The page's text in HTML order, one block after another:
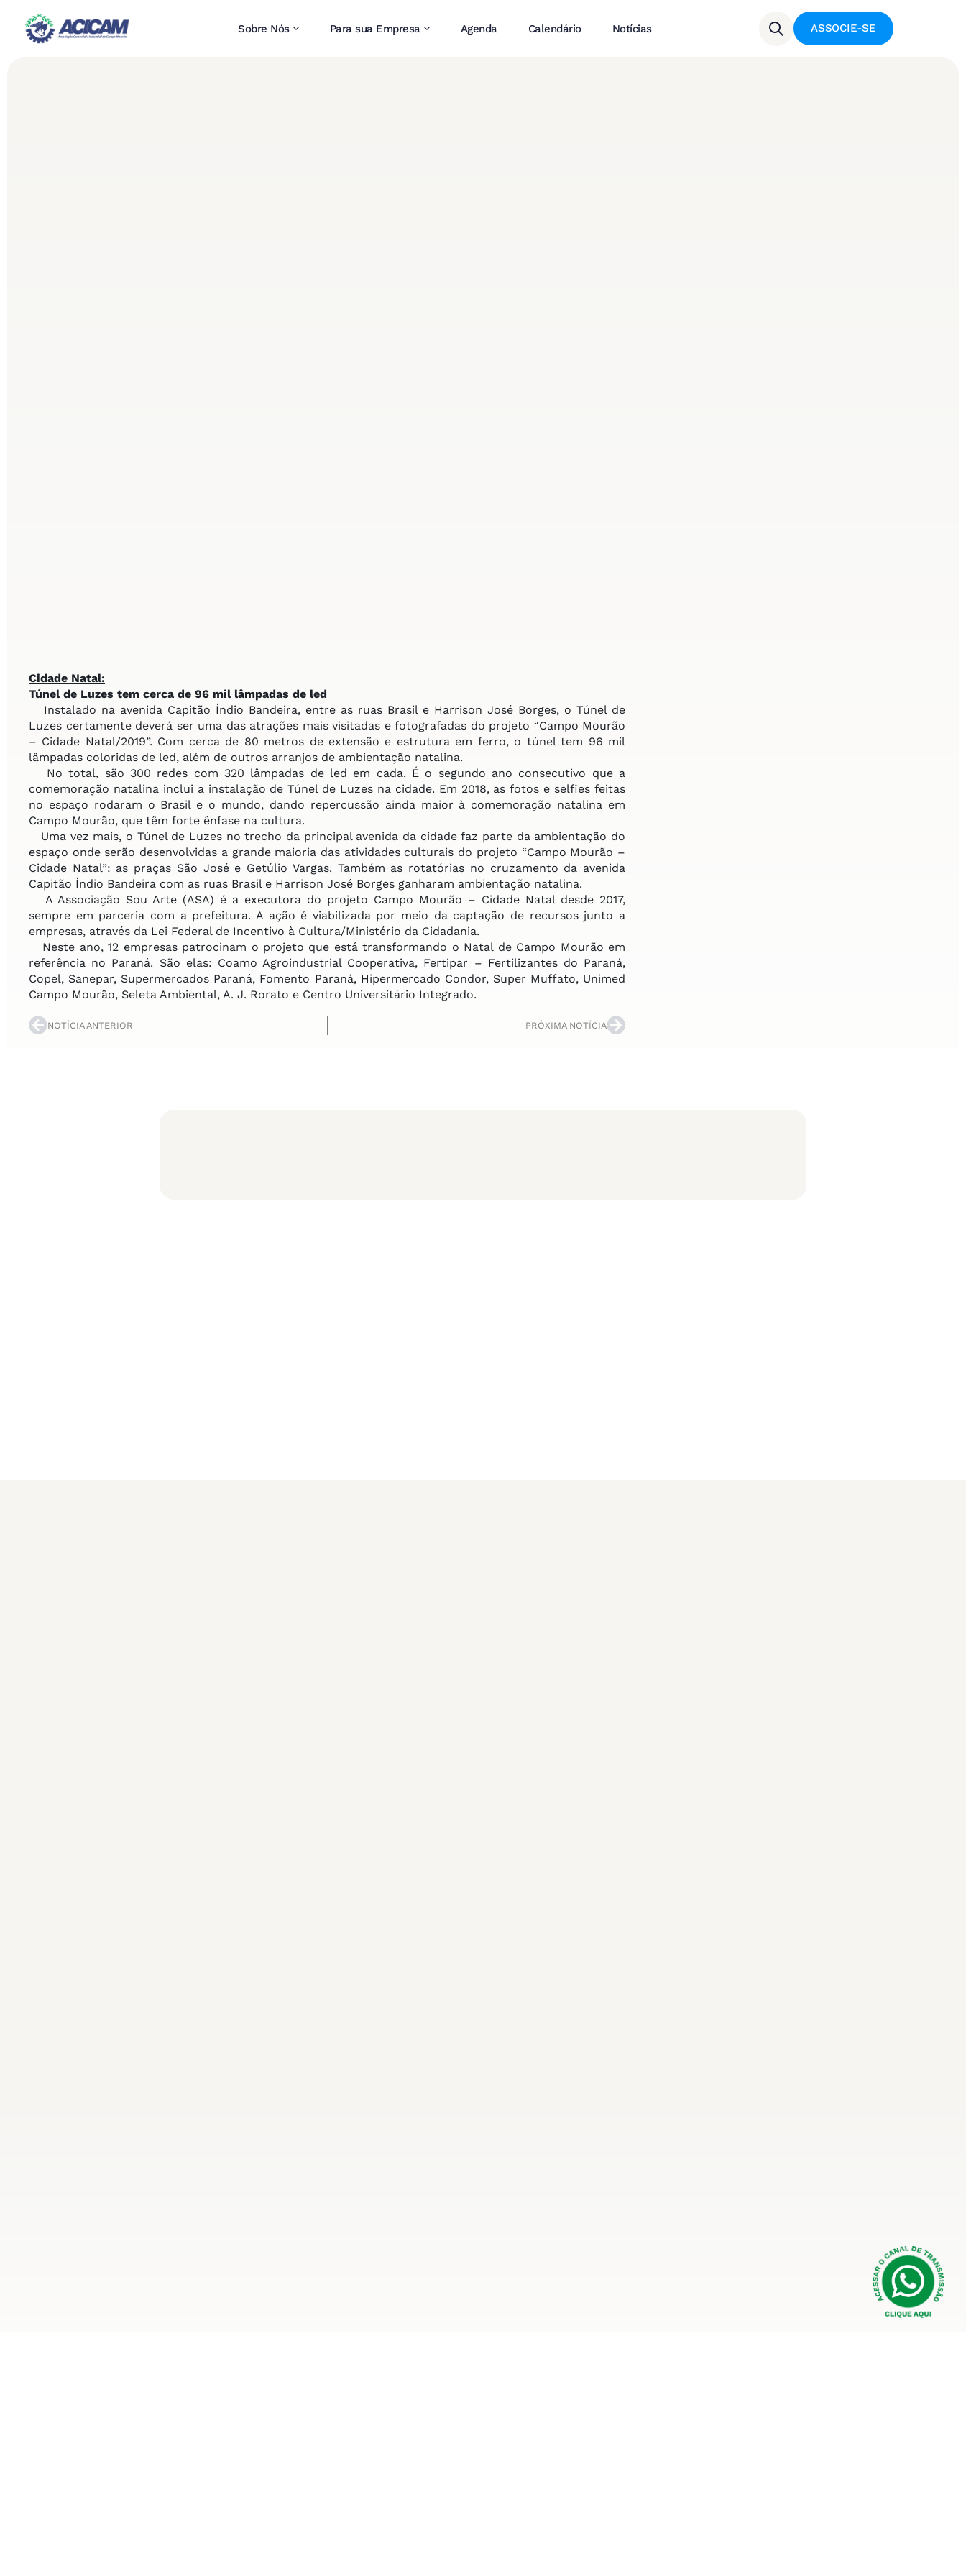
Sobre Nós Para sua Empresa Agenda Calendário Notícias ASSOCIE-SE
Cidade Natal:
Túnel de Luzes tem cerca de 96 mil lâmpadas de led
Instalado na avenida Capitão Índio Bandeira, entre as ruas Brasil e Harrison José Borges, o Túnel de
Luzes certamente deverá ser uma das atrações mais visitadas e fotografadas do projeto “Campo Mourão
– Cidade Natal/2019”. Com cerca de 80 metros de extensão e estrutura em ferro, o túnel tem 96 mil
lâmpadas coloridas de led, além de outros arranjos de ambientação natalina.
No total, são 300 redes com 320 lâmpadas de led em cada. É o segundo ano consecutivo que a
comemoração natalina inclui a instalação de Túnel de Luzes na cidade. Em 2018, as fotos e selfies feitas
no espaço rodaram o Brasil e o mundo, dando repercussão ainda maior à comemoração natalina em
Campo Mourão, que têm forte ênfase na cultura.
Uma vez mais, o Túnel de Luzes no trecho da principal avenida da cidade faz parte da ambientação do
espaço onde serão desenvolvidas a grande maioria das atividades culturais do projeto “Campo Mourão –
Cidade Natal”: as praças São José e Getúlio Vargas. Também as rotatórias no cruzamento da avenida
Capitão Índio Bandeira com as ruas Brasil e Harrison José Borges ganharam ambientação natalina.
A Associação Sou Arte (ASA) é a executora do projeto Campo Mourão – Cidade Natal desde 2017,
sempre em parceria com a prefeitura. A ação é viabilizada por meio da captação de recursos junto a
empresas, através da Lei Federal de Incentivo à Cultura/Ministério da Cidadania.
Neste ano, 12 empresas patrocinam o projeto que está transformando o Natal de Campo Mourão em
referência no Paraná. São elas: Coamo Agroindustrial Cooperativa, Fertipar – Fertilizantes do Paraná,
Copel, Sanepar, Supermercados Paraná, Fomento Paraná, Hipermercado Condor, Super Muffato, Unimed
Campo Mourão, Seleta Ambiental, A. J. Rorato e Centro Universitário Integrado.
NOTÍCIA ANTERIOR PRÓXIMA NOTÍCIA